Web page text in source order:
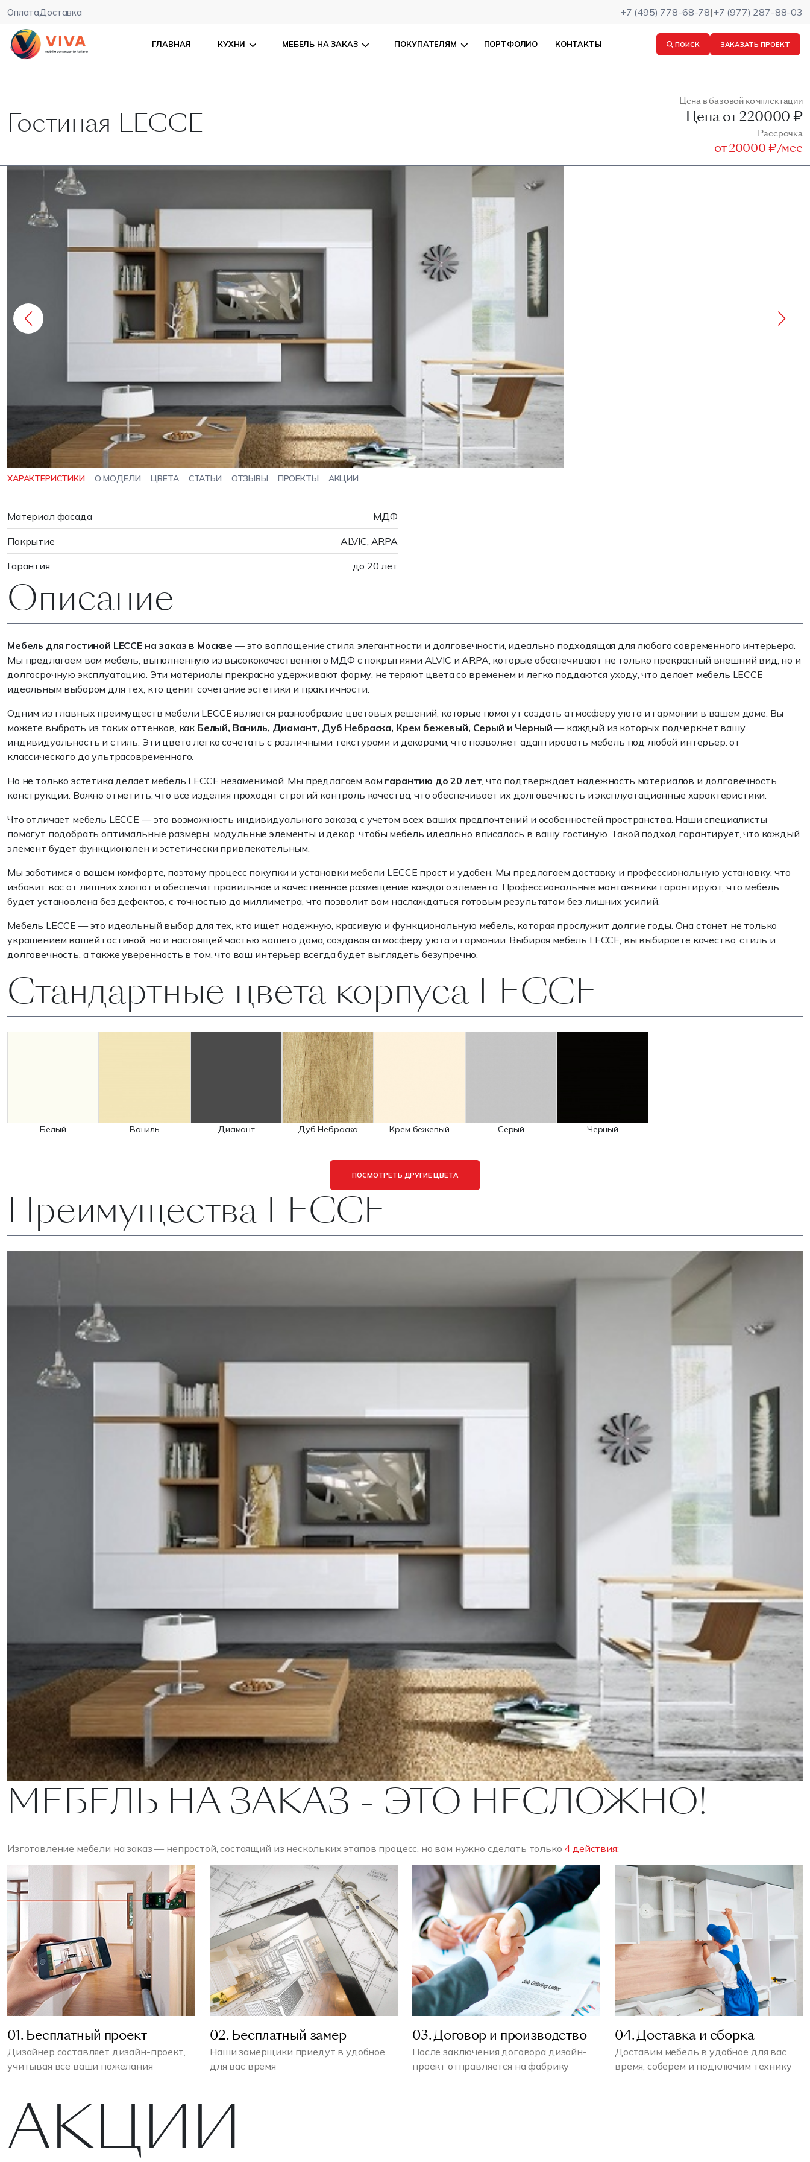
ОплатаДоставка +7 (495) 778-68-78|+7 (977) 287-88-03
ГЛАВНАЯ КУХНИ МЕБЕЛЬ НА ЗАКАЗ ПОКУПАТЕЛЯМ ПОРТФОЛИО КОНТАКТЫ ПОИСК ЗАКАЗАТЬ ПРОЕКТ
Гостиная LECCE
Цена в базовой комплектации
Цена от220000 ₽
Рассрочка
от20000 ₽/мес
ХАРАКТЕРИСТИКИ О МОДЕЛИ ЦВЕТА СТАТЬИ ОТЗЫВЫ ПРОЕКТЫ АКЦИИ
Материал фасада МДФ
Покрытие ALVIC, ARPA
Гарантия до 20 лет
Описание
Мебель для гостиной LECCE на заказ в Москве — это воплощение стиля, элегантности и долговечности, идеально подходящая для любого современного интерьера.
Мы предлагаем вам мебель, выполненную из высококачественного МДФ с покрытиями ALVIC и ARPA, которые обеспечивают не только прекрасный внешний вид, но и
долгосрочную эксплуатацию. Эти материалы прекрасно удерживают форму, не теряют цвета со временем и легко поддаются уходу, что делает мебель LECCE
идеальным выбором для тех, кто ценит сочетание эстетики и практичности.
Одним из главных преимуществ мебели LECCE является разнообразие цветовых решений, которые помогут создать атмосферу уюта и гармонии в вашем доме. Вы
можете выбрать из таких оттенков, как Белый, Ваниль, Диамант, Дуб Небраска, Крем бежевый, Серый и Черный — каждый из которых подчеркнет вашу
индивидуальность и стиль. Эти цвета легко сочетать с различными текстурами и декорами, что позволяет адаптировать мебель под любой интерьер: от
классического до ультрасовременного.
Но не только эстетика делает мебель LECCE незаменимой. Мы предлагаем вам гарантию до 20 лет, что подтверждает надежность материалов и долговечность
конструкции. Важно отметить, что все изделия проходят строгий контроль качества, что обеспечивает их долговечность и эксплуатационные характеристики.
Что отличает мебель LECCE — это возможность индивидуального заказа, с учетом всех ваших предпочтений и особенностей пространства. Наши специалисты
помогут подобрать оптимальные размеры, модульные элементы и декор, чтобы мебель идеально вписалась в вашу гостиную. Такой подход гарантирует, что каждый
элемент будет функционален и эстетически привлекательным.
Мы заботимся о вашем комфорте, поэтому процесс покупки и установки мебели LECCE прост и удобен. Мы предлагаем доставку и профессиональную установку, что
избавит вас от лишних хлопот и обеспечит правильное и качественное размещение каждого элемента. Профессиональные монтажники гарантируют, что мебель
будет установлена без дефектов, с точностью до миллиметра, что позволит вам наслаждаться готовым результатом без лишних усилий.
Мебель LECCE — это идеальный выбор для тех, кто ищет надежную, красивую и функциональную мебель, которая прослужит долгие годы. Она станет не только
украшением вашей гостиной, но и настоящей частью вашего дома, создавая атмосферу уюта и гармонии. Выбирая мебель LECCE, вы выбираете качество, стиль и
долговечность, а также уверенность в том, что ваш интерьер всегда будет выглядеть безупречно.
Стандартные цвета корпуса LECCE
Белый Ваниль Диамант Дуб Небраска Крем бежевый Серый Черный
ПОСМОТРЕТЬ ДРУГИЕ ЦВЕТА
Преимущества LECCE
МЕБЕЛЬ НА ЗАКАЗ - ЭТО НЕСЛОЖНО!
Изготовление мебели на заказ — непростой, состоящий из нескольких этапов процесс, но вам нужно сделать только 4 действия:
01. Бесплатный проект
Дизайнер составляет дизайн-проект,
учитывая все ваши пожелания
02. Бесплатный замер
Наши замерщики приедут в удобное
для вас время
03. Договор и производство
После заключения договора дизайн-
проект отправляется на фабрику
04. Доставка и сборка
Доставим мебель в удобное для вас
время, соберем и подключим технику
АКЦИИ